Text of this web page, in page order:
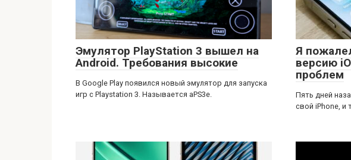
Эмулятор PlayStation 3 вышел на
Android. Требования высокие
В Google Play появился новый эмулятор для запуска
игр с Playstation 3. Называется aPS3e.
Я
версию
проблем
Пять дней
свой iPhone, и